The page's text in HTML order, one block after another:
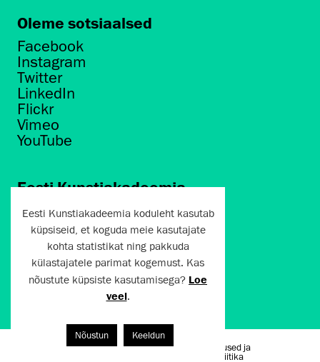
Oleme sotsiaalsed
Facebook
Instagram
Twitter
LinkedIn
Flickr
Vimeo
YouTube
Eesti Kunstiakadeemia
Põhja puiestee 7
Tallinn 10412
artun@artun.ee
+372 6267301
Liitu uudiskirjaga!
Kasutustingimused ja
privaatsuspoliitika
Eesti Kunstiakadeemia koduleht kasutab
küpsiseid, et koguda meie kasutajate
kohta statistikat ning pakkuda
külastajatele parimat kogemust. Kas
nõustute küpsiste kasutamisega? Loe
veel.
Nõustun Keeldun